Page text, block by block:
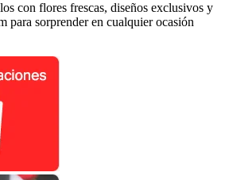
con flores frescas, diseños exclusivos y
para sorprender en cualquier ocasión